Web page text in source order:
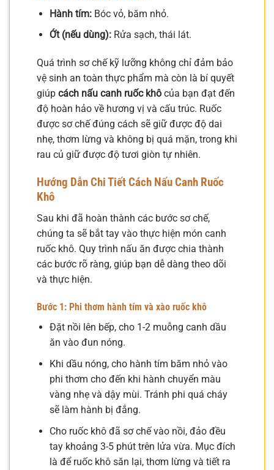
Hành tím:Bóc vỏ, băm nhỏ.
Ớt (nếu dùng):Rửa sạch, thái lát.
Quá trình sơ chế kỹ lưỡng không chỉ đảm bảo
vệ sinh an toàn thực phẩm mà còn là bí quyết
giúp cách nấu canh ruốc khô của bạn đạt đến
độ hoàn hảo về hương vị và cấu trúc. Ruốc
được sơ chế đúng cách sẽ giữ được độ dai
nhẹ, thơm lừng và không bị quá mặn, trong khi
rau củ giữ được độ tươi giòn tự nhiên.
Hướng Dẫn Chi Tiết Cách Nấu Canh Ruốc
Khô
Sau khi đã hoàn thành các bước sơ chế,
chúng ta sẽ bắt tay vào thực hiện món canh
ruốc khô. Quy trình nấu ăn được chia thành
các bước rõ ràng, giúp bạn dễ dàng theo dõi
và thực hiện.
Bước 1: Phi thơm hành tím và xào ruốc khô
Đặt nồi lên bếp, cho 1-2 muỗng canh dầu
ăn vào đun nóng.
Khi dầu nóng, cho hành tím băm nhỏ vào
phi thơm cho đến khi hành chuyển màu
vàng nhẹ và dậy mùi. Tránh phi quá cháy
sẽ làm hành bị đắng.
Cho ruốc khô đã sơ chế vào nồi, đảo đều
tay khoảng 3-5 phút trên lửa vừa. Mục đích
là để ruốc khô săn lại, thơm lừng và tiết ra